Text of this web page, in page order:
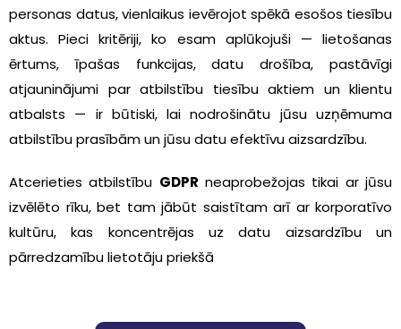
personas datus, vienlaikus ievērojot spēkā esošos tiesību
aktus. Pieci kritēriji, ko esam aplūkojuši — lietošanas
ērtums, īpašas funkcijas, datu drošība, pastāvīgi
atjauninājumi par atbilstību tiesību aktiem un klientu
atbalsts — ir būtiski, lai nodrošinātu jūsu uzņēmuma
atbilstību prasībām un jūsu datu efektīvu aizsardzību.
Atcerieties atbilstību GDPR neaprobežojas tikai ar jūsu
izvēlēto rīku, bet tam jābūt saistītam arī ar korporatīvo
kultūru, kas koncentrējas uz datu aizsardzību un
pārredzamību lietotāju priekšā